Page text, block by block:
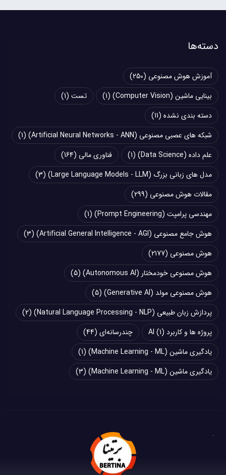
دسته‌ها
آموزش هوش مصنوعی (250)
بینایی ماشین (Computer Vision)
(1) تست (1)
دسته بندی نشده (11)
شبکه های عصبی مصنوعی (Artificial Neural Networks - ANN)
(1)
علم داده (Data Science)
(1) فناوری مالی (164)
مدل های زبانی بزرگ (Large Language Models - LLM)
(3)
مقالات هوش مصنوعی (299)
مهندسی پرامپت (Prompt Engineering)
(1)
هوش جامع مصنوعی (Artificial General Intelligence - AGI)
(3)
هوش مصنوعی (2177)
هوش مصنوعی خودمختار (Autonomous AI)
(5)
هوش مصنوعی مولد (Generative AI)
(5)
پردازش زبان طبیعی (Natural Language Processing - NLP)
(2)
پروژه ها و کاربرد AI (1) چند‌‌رسانه‌ای (44)
یادگیری ماشین (Machine Learning - ML)
(1)
یادگیری ماشین (Machine Learning - ML)
(3)